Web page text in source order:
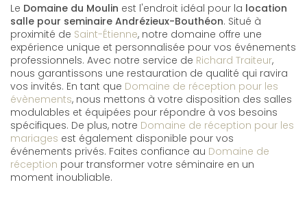
Le Domaine du Moulin est l'endroit idéal pour la location
salle pour seminaire Andrézieux-Bouthéon. Situé à
proximité de Saint-Étienne, notre domaine offre une
expérience unique et personnalisée pour vos événements
professionnels. Avec notre service de Richard Traiteur,
nous garantissons une restauration de qualité qui ravira
vos invités. En tant que Domaine de réception pour les
évènements, nous mettons à votre disposition des salles
modulables et équipées pour répondre à vos besoins
spécifiques. De plus, notre Domaine de réception pour les
mariages est également disponible pour vos
événements privés. Faites confiance au Domaine de
réception pour transformer votre séminaire en un
moment inoubliable.